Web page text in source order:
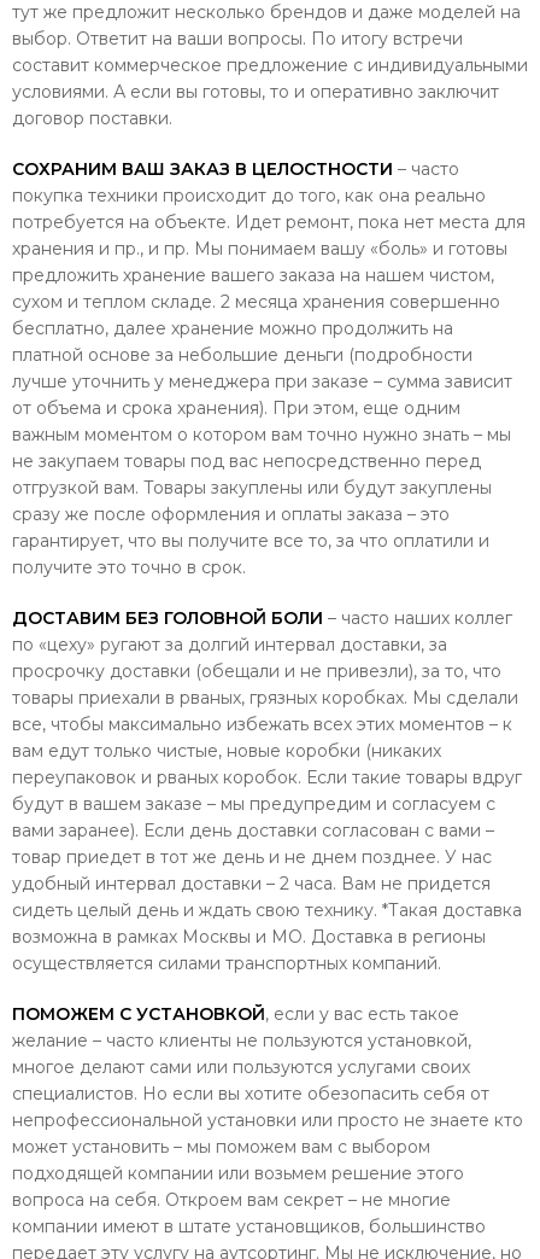
тут же предложит несколько брендов и даже моделей на
выбор. Ответит на ваши вопросы. По итогу встречи
составит коммерческое предложение с индивидуальными
условиями. А если вы готовы, то и оперативно заключит
договор поставки.
СОХРАНИМ ВАШ ЗАКАЗ В ЦЕЛОСТНОСТИ – часто
покупка техники происходит до того, как она реально
потребуется на объекте. Идет ремонт, пока нет места для
хранения и пр., и пр. Мы понимаем вашу «боль» и готовы
предложить хранение вашего заказа на нашем чистом,
сухом и теплом складе. 2 месяца хранения совершенно
бесплатно, далее хранение можно продолжить на
платной основе за небольшие деньги (подробности
лучше уточнить у менеджера при заказе – сумма зависит
от объема и срока хранения). При этом, еще одним
важным моментом о котором вам точно нужно знать – мы
не закупаем товары под вас непосредственно перед
отгрузкой вам. Товары закуплены или будут закуплены
сразу же после оформления и оплаты заказа – это
гарантирует, что вы получите все то, за что оплатили и
получите это точно в срок.
ДОСТАВИМ БЕЗ ГОЛОВНОЙ БОЛИ – часто наших коллег
по «цеху» ругают за долгий интервал доставки, за
просрочку доставки (обещали и не привезли), за то, что
товары приехали в рваных, грязных коробках. Мы сделали
все, чтобы максимально избежать всех этих моментов – к
вам едут только чистые, новые коробки (никаких
переупаковок и рваных коробок. Если такие товары вдруг
будут в вашем заказе – мы предупредим и согласуем с
вами заранее). Если день доставки согласован с вами –
товар приедет в тот же день и не днем позднее. У нас
удобный интервал доставки – 2 часа. Вам не придется
сидеть целый день и ждать свою технику. *Такая доставка
возможна в рамках Москвы и МО. Доставка в регионы
осуществляется силами транспортных компаний.
ПОМОЖЕМ С УСТАНОВКОЙ, если у вас есть такое
желание – часто клиенты не пользуются установкой,
многое делают сами или пользуются услугами своих
специалистов. Но если вы хотите обезопасить себя от
непрофессиональной установки или просто не знаете кто
может установить – мы поможем вам с выбором
подходящей компании или возьмем решение этого
вопроса на себя. Откроем вам секрет – не многие
компании имеют в штате установщиков, большинство
передает эту услугу на аутсортинг. Мы не исключение, но